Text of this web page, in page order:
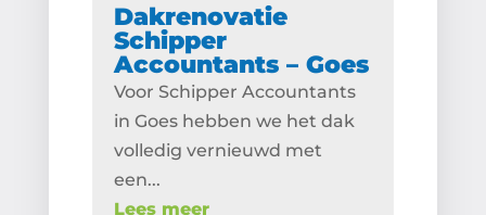
Dakrenovatie
Schipper
Accountants – Goes
Voor Schipper Accountants
in Goes hebben we het dak
volledig vernieuwd met
een...
Lees meer